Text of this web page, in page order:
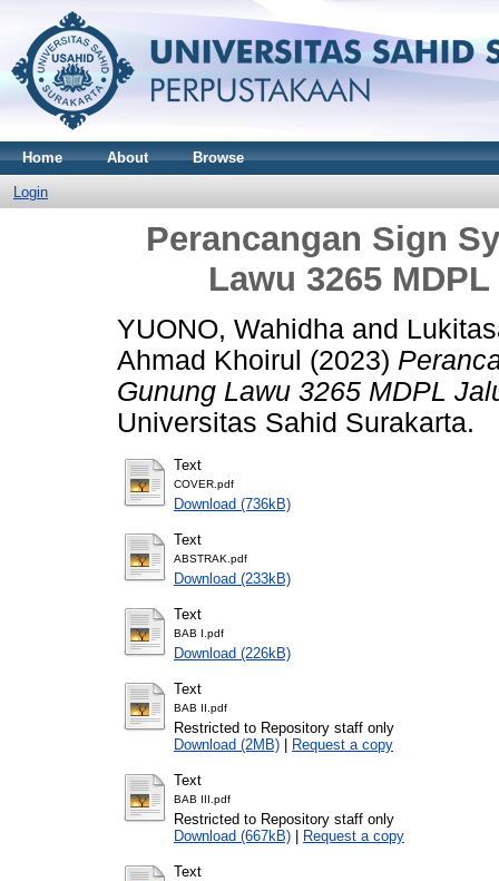
Home About Browse
Login
Perancangan Sign
Lawu 3265
YUONO, Wahidha and
Ahmad Khoirul (2023)
Gunung Lawu 3265 MDPL
Universitas Sahid Surakarta.
Text
COVER.pdf
Download (736kB)
Text
ABSTRAK.pdf
Download (233kB)
Text
BAB I.pdf
Download (226kB)
Text
BAB II.pdf
Restricted to Repository staff only
Download (2MB) | Request a copy
Text
BAB III.pdf
Restricted to Repository staff only
Download (667kB) | Request a copy
Text